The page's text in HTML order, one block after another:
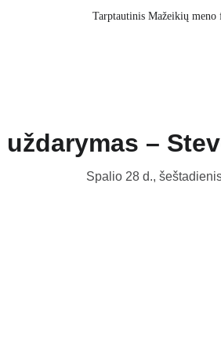
Tarptautinis Mažeikių meno
–
Spalio 28 d.,